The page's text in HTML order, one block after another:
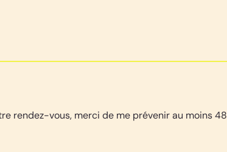
rendez-vous, merci de me prévenir au moins 48